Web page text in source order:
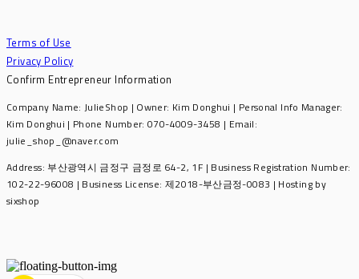
Terms of Use
Privacy Policy
Confirm Entrepreneur Information
Company Name: JulieShop | Owner: Kim Donghui | Personal Info Manager:
Kim Donghui | Phone Number: 070-4009-3458 | Email:
julie_shop_@naver.com
Address: 부산광역시 금정구 금정로 64-2, 1F | Business Registration Number:
102-22-96008 | Business License: 제2018-부산금정-0083 | Hosting by
sixshop